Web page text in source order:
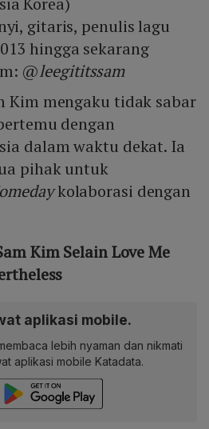
gitaris, penulis lagu
hingga sekarang
@leegititssam
Kim mengaku tidak sabar
dengan
dalam waktu dekat. Ia
pihak untuk
kolaborasi dengan
Kim Selain Love Me
aplikasi mobile.
lebih nyaman dan nikmati
aplikasi mobile Katadata.